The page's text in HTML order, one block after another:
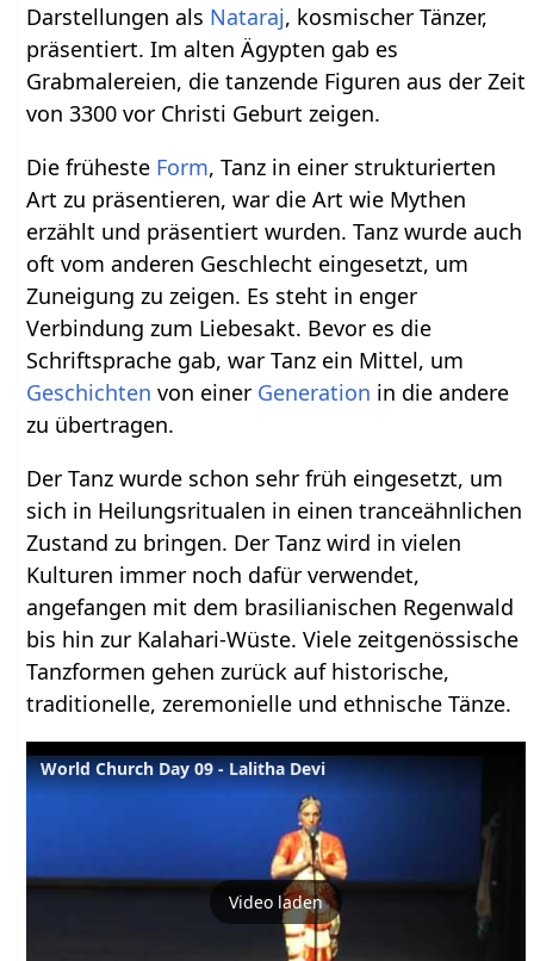
Darstellungen als Nataraj, kosmischer Tänzer,
präsentiert. Im alten Ägypten gab es
Grabmalereien, die tanzende Figuren aus der Zeit
von 3300 vor Christi Geburt zeigen.
Die früheste Form, Tanz in einer strukturierten
Art zu präsentieren, war die Art wie Mythen
erzählt und präsentiert wurden. Tanz wurde auch
oft vom anderen Geschlecht eingesetzt, um
Zuneigung zu zeigen. Es steht in enger
Verbindung zum Liebesakt. Bevor es die
Schriftsprache gab, war Tanz ein Mittel, um
Geschichten von einer Generation in die andere
zu übertragen.
Der Tanz wurde schon sehr früh eingesetzt, um
sich in Heilungsritualen in einen tranceähnlichen
Zustand zu bringen. Der Tanz wird in vielen
Kulturen immer noch dafür verwendet,
angefangen mit dem brasilianischen Regenwald
bis hin zur Kalahari-Wüste. Viele zeitgenössische
Tanzformen gehen zurück auf historische,
traditionelle, zeremonielle und ethnische Tänze.
World Church Day 09 - Lalitha Devi
Video laden